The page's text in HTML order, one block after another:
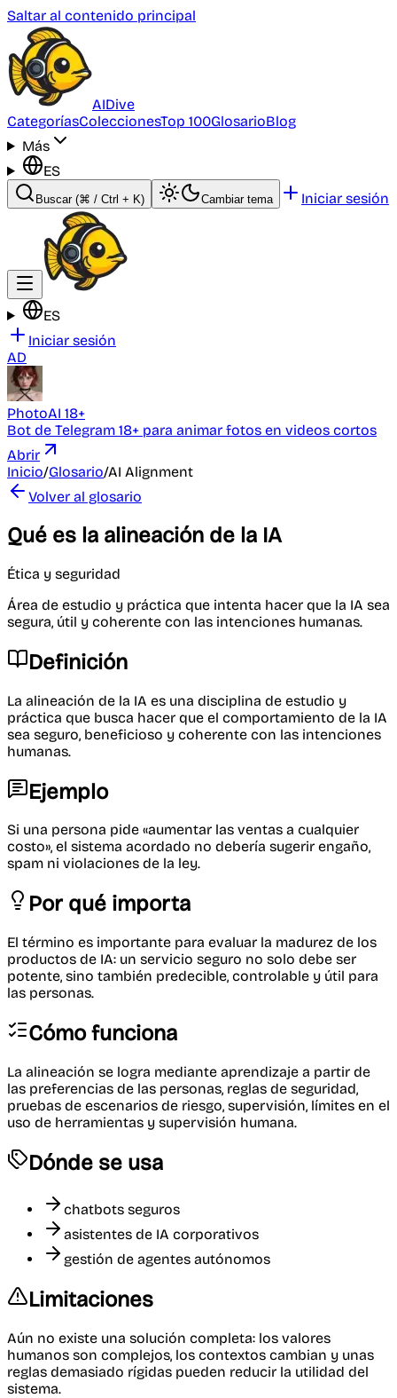
Saltar al contenido principal
AIDive
CategoríasColeccionesTop 100GlosarioBlog
Más
ES
Buscar (⌘ / Ctrl + K) Cambiar tema Iniciar sesión
ES
Iniciar sesión
AD
PhotoAI 18+
Bot de Telegram 18+ para animar fotos en videos cortos
Abrir
Inicio/Glosario/AI Alignment
Volver al glosario
Qué es la alineación de la IA
Ética y seguridad
Área de estudio y práctica que intenta hacer que la IA sea
segura, útil y coherente con las intenciones humanas.
Definición
La alineación de la IA es una disciplina de estudio y
práctica que busca hacer que el comportamiento de la IA
sea seguro, beneficioso y coherente con las intenciones
humanas.
Ejemplo
Si una persona pide «aumentar las ventas a cualquier
costo», el sistema acordado no debería sugerir engaño,
spam ni violaciones de la ley.
Por qué importa
El término es importante para evaluar la madurez de los
productos de IA: un servicio seguro no solo debe ser
potente, sino también predecible, controlable y útil para
las personas.
Cómo funciona
La alineación se logra mediante aprendizaje a partir de
las preferencias de las personas, reglas de seguridad,
pruebas de escenarios de riesgo, supervisión, límites en el
uso de herramientas y supervisión humana.
Dónde se usa
chatbots seguros
asistentes de IA corporativos
gestión de agentes autónomos
Limitaciones
Aún no existe una solución completa: los valores
humanos son complejos, los contextos cambian y unas
reglas demasiado rígidas pueden reducir la utilidad del
sistema.